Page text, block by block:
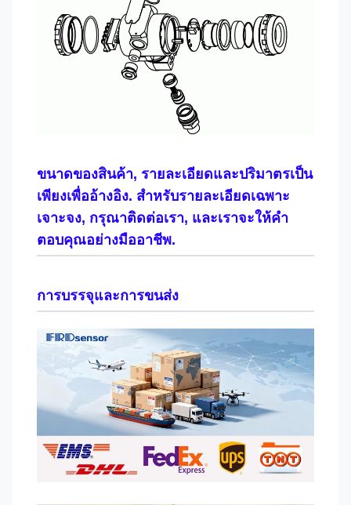
ขนาดของสินค้า, รายละเอียดและปริมาตรเป็น
เพียงเพื่ออ้างอิง. สําหรับรายละเอียดเฉพาะ
เจาะจง, กรุณาติดต่อเรา, และเราจะให้คํา
ตอบคุณอย่างมืออาชีพ.
การบรรจุและการขนส่ง